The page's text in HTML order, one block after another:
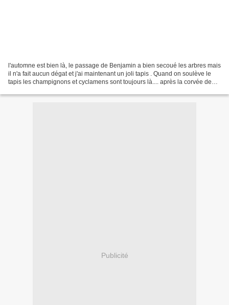
l'automne est bien là, le passage de Benjamin a bien secoué les arbres mais
il n'a fait aucun dégat et j'ai maintenant un joli tapis . Quand on soulève le
tapis les champignons et cyclamens sont toujours là.... après la corvée de
Publicité